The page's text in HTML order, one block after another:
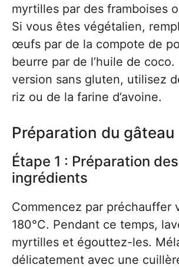
myrtilles par des framboises
Si vous êtes végétalien,
œufs par de la compote de
beurre par de l’huile de coco.
version sans gluten, utilisez
riz ou de la farine d’avoine.
Préparation du gâteau
Étape 1 : Préparation des
ingrédients
Commencez par préchauffer
180°C. Pendant ce temps,
myrtilles et égouttez-les.
délicatement avec une